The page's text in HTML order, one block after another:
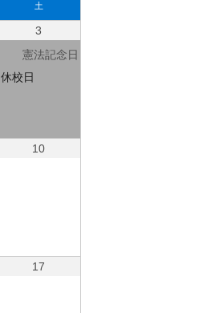
土
3
憲法記念日
休校日
10
17